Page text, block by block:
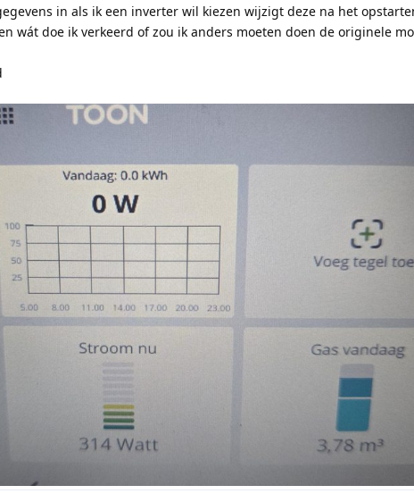
in als ik een inverter wil kiezen wijzigt deze na het
wát doe ik verkeerd of zou ik anders moeten doen de originele